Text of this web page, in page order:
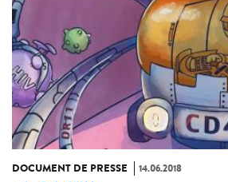
DOCUMENT DE PRESSE 14.06.2018